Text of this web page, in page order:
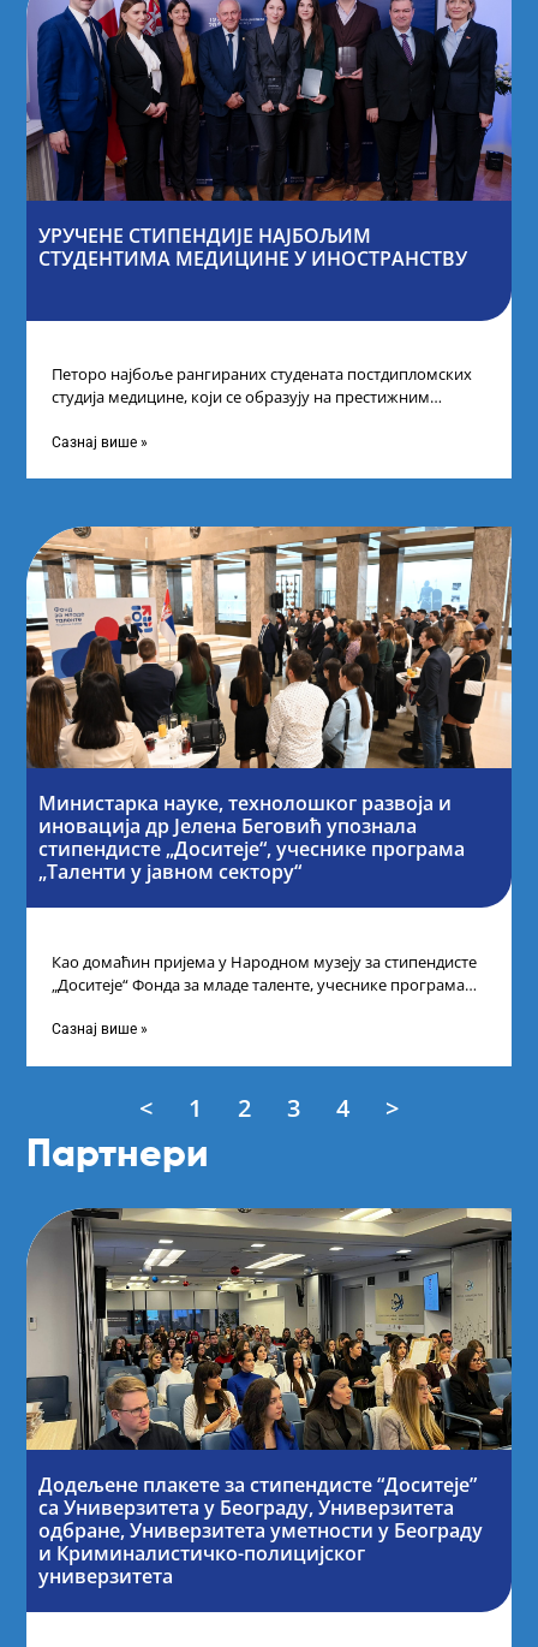
УРУЧЕНЕ СТИПЕНДИЈЕ НАЈБОЉИМ
СТУДЕНТИМА МЕДИЦИНЕ У ИНОСТРАНСТВУ
Петоро најбоље рангираних студената постдипломских
студија медицине, који се образују на престижним
стипендије од
Сазнај више »
Министарка науке, технолошког развоја и
иновација др Јелена Беговић упознала
стипендисте „Доситеје“, учеснике програма
„Таленти у јавном сектору“
Као домаћин пријема у Народном музеју за стипендисте
„Доситеје“ Фонда за младе таленте, учеснике програма
Сазнај више »
< 1 2 3 4 >
Партнери
Додељене плакете за стипендисте “Доситеје”
са Универзитета у Београду, Универзитета
одбране, Универзитета уметности у Београду
и Криминалистичко-полицијског
универзитета